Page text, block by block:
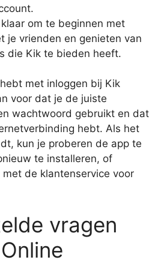
om te beginnen met
je vrienden en genieten van
die Kik te bieden heeft.
met inloggen bij Kik
voor dat je de juiste
wachtwoord gebruikt en dat
hebt. Als het
kun je proberen de app te
te installeren, of
de klantenservice voor
vragen